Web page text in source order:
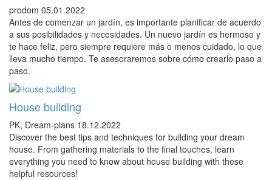
prodom 05.01.2022
Antes de comenzar un jardín, es importante planificar de acuerdo
a sus posibilidades y necesidades. Un nuevo jardín es hermoso y
te hace feliz, pero siempre requiere más o menos cuidado, lo que
lleva mucho tiempo. Te asesoraremos sobre cómo crearlo paso a
paso.
House building
PK, Dream-plans 18.12.2022
Discover the best tips and techniques for building your dream
house. From gathering materials to the final touches, learn
everything you need to know about house building with these
helpful resources!